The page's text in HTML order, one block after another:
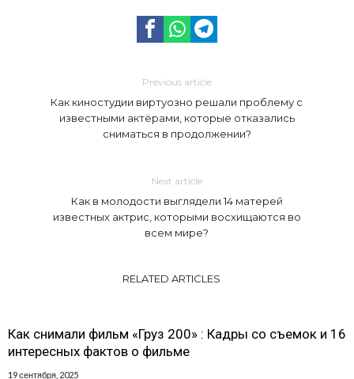
Previous article
Как киностудии виртуозно решали проблему с
известными актёрами, которые отказались
сниматься в продолжении?
Next article
Как в молодости выглядели 14 матерей
известных актрис, которыми восхищаются во
всем мире?
RELATED ARTICLES
Как снимали фильм «Груз 200» : Кадры со съемок и 16
интересных фактов о фильме
19 сентября, 2025